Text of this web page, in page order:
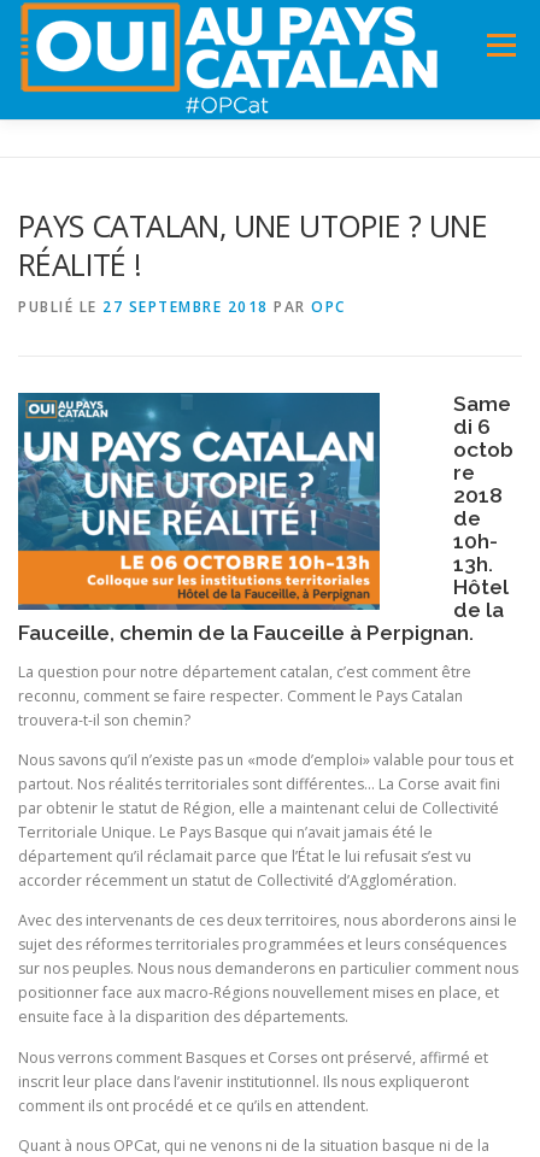
Menu
PANNEAUX POUR MA COMMUNE !
PAYS CATALAN, UNE UTOPIE ? UNE
RÉALITÉ !
PUBLIÉ LE 27 SEPTEMBRE 2018 PAR OPC
Same
di 6
octob
re
2018
de
10h-
13h.
Hôtel
de la
Fauceille, chemin de la Fauceille à Perpignan.
La question pour notre département catalan, c’est comment être
reconnu, comment se faire respecter. Comment le Pays Catalan
trouvera-t-il son chemin?
Nous savons qu’il n’existe pas un «mode d’emploi» valable pour tous et
partout. Nos réalités territoriales sont différentes… La Corse avait fini
par obtenir le statut de Région, elle a maintenant celui de Collectivité
Territoriale Unique. Le Pays Basque qui n’avait jamais été le
département qu’il réclamait parce que l’État le lui refusait s’est vu
accorder récemment un statut de Collectivité d’Agglomération.
Avec des intervenants de ces deux territoires, nous aborderons ainsi le
sujet des réformes territoriales programmées et leurs conséquences
sur nos peuples. Nous nous demanderons en particulier comment nous
positionner face aux macro-Régions nouvellement mises en place, et
ensuite face à la disparition des départements.
Nous verrons comment Basques et Corses ont préservé, affirmé et
inscrit leur place dans l’avenir institutionnel. Ils nous expliqueront
comment ils ont procédé et ce qu’ils en attendent.
Quant à nous OPCat, qui ne venons ni de la situation basque ni de la